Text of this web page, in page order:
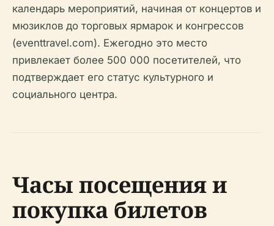
календарь мероприятий, начиная от концертов и
мюзиклов до торговых ярмарок и конгрессов
(eventtravel.com). Ежегодно это место
привлекает более 500 000 посетителей, что
подтверждает его статус культурного и
социального центра.
Часы посещения и
покупка билетов